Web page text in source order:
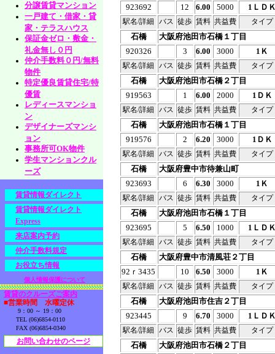
923692
12 6.00 5000 1ＬＤ
駅名/詳細 バス 徒歩 賃料 共益費 タイプ
石橋
大阪府池田市石橋１丁目
920326
3 6.00 3000 1Ｋ
駅名/詳細 バス 徒歩 賃料 共益費 タイプ
石橋
大阪府池田市石橋２丁目
919563
1 6.00 2000 1ＤＫ
駅名/詳細 バス 徒歩 賃料 共益費 タイプ
石橋
大阪府池田市石橋１丁目
919576
2 6.20 3000 1ＤＫ
駅名/詳細 バス 徒歩 賃料 共益費 タイプ
石橋
大阪府豊中市待兼山町
923693
6 6.30 3000 1Ｋ
駅名/詳細 バス 徒歩 賃料 共益費 タイプ
石橋
大阪府池田市石橋１丁目
923695
5 6.50 1000 1ＬＤ
駅名/詳細 バス 徒歩 賃料 共益費 タイプ
石橋
大阪府豊中市清風荘２丁目
92ｒ3435
10 6.50 3000 1Ｋ
駅名/詳細 バス 徒歩 賃料 共益費 タイプ
石橋
大阪府池田市住吉２丁目
923445
9 6.70 3000 1ＬＤ
駅名/詳細 バス 徒歩 賃料 共益費 タイプ
石橋
大阪府池田市石橋２丁目
分譲賃貸マンション
一戸建て・借家・貸
家・テラスハウス
保証金ゼロ・敷金・
礼金無し０円
仲介手数料０円/無料
物件
特定優良賃貸住宅/特
優賃
レディースマンショ
ン
デザイナーズマンシ
ョン
事務所可OK物件
学生マンションクル
ーズ
賃貸情報ダイレクト
賃貸情報ダイレクト
Express
来店案内予約
仲介手数料規定
お役立ち情報
個人情報保護について
賃貸のクルーズご案内
■営業時間 水曜定休
9：00 ～ 19：00
TEL (06)6854-0110
FAX (06)6854-0340
お問い合わせのページ